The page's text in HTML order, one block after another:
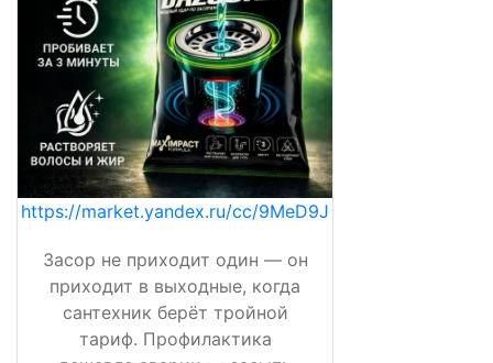
https://market.yandex.ru/cc/9MeD9J
Засор не приходит один — он
приходит в выходные, когда
сантехник берёт тройной
тариф. Профилактика